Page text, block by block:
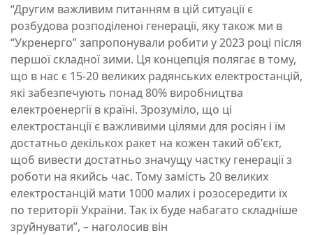
“Другим важливим питанням в цій ситуації є
розбудова розподіленої генерації, яку також ми в
“Укренерго” запропонували робити у 2023 році після
першої складної зими. Ця концепція полягає в тому,
що в нас є 15-20 великих радянських електростанцій,
які забезпечують понад 80% виробництва
електроенергії в країні. Зрозуміло, що ці
електростанції є важливими цілями для росіян і їм
достатньо декількох ракет на кожен такий обʼєкт,
щоб вивести достатньо значущу частку генерації з
роботи на якийсь час. Тому замість 20 великих
електростанцій мати 1000 малих і розосередити їх
по території України. Так їх буде набагато складніше
зруйнувати”, – наголосив він